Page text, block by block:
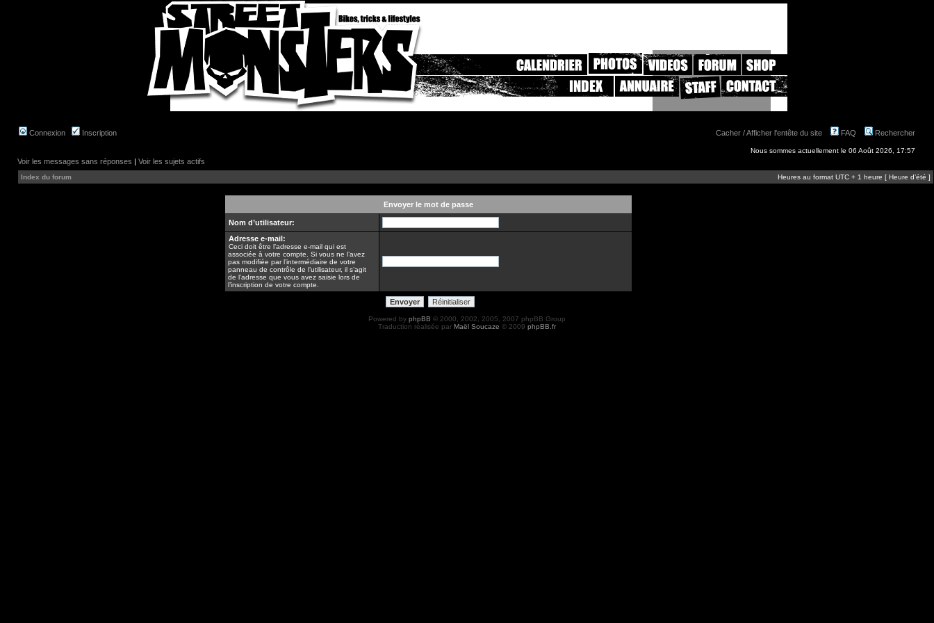
Connexion Inscription Cacher / Afficher l'entête du site FAQ Rechercher
Nous sommes actuellement le 06 Août 2026, 17:57
Voir les messages sans réponses | Voir les sujets actifs
Index du forum Heures au format UTC + 1 heure [ Heure d’été ]
Envoyer le mot de passe
Nom d’utilisateur:
Adresse e-mail:
Ceci doit être l’adresse e-mail qui est
associée à votre compte. Si vous ne l’avez
pas modifiée par l’intermédiaire de votre
panneau de contrôle de l’utilisateur, il s’agit
de l’adresse que vous avez saisie lors de
l’inscription de votre compte.
Powered by phpBB © 2000, 2002, 2005, 2007 phpBB Group
Traduction réalisée par Maël Soucaze © 2009 phpBB.fr